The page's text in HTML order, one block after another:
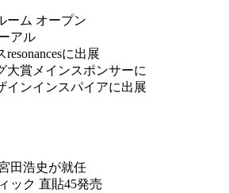
ーム オープン
アル
に出展
大賞メインスポンサーに
インインスパイアに出展
田浩史が就任
ック 直貼45発売